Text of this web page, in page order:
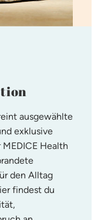
ausgewählte
exklusive
Health
den Alltag
findest du